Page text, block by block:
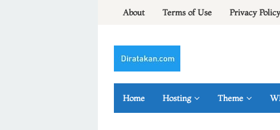
About Terms of Use Privacy Policy
Home Hosting Theme